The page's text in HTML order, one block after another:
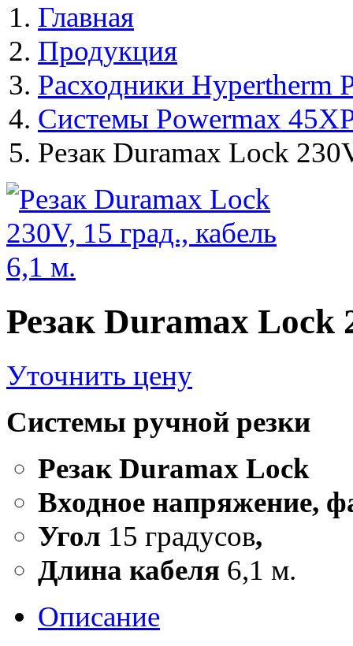
Главная
Продукция
Расходники Hypertherm
Системы Powermax
Резак Duramax Lock
Резак Duramax Lock
Уточнить цену
Системы ручной резки
Резак Duramax Lock
Входное напряжение,
Угол 15 градусов,
Длина кабеля 6,1 м.
Описание